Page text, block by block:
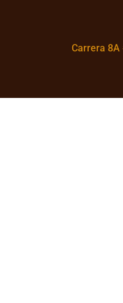
Carrera